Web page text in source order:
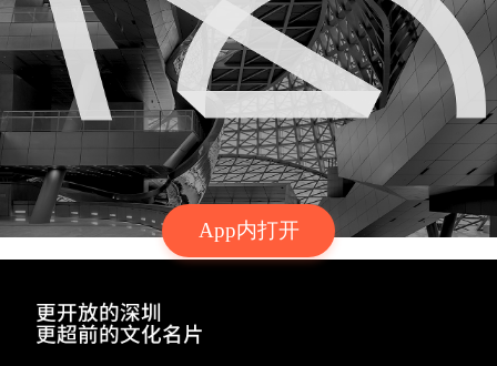
App内打开